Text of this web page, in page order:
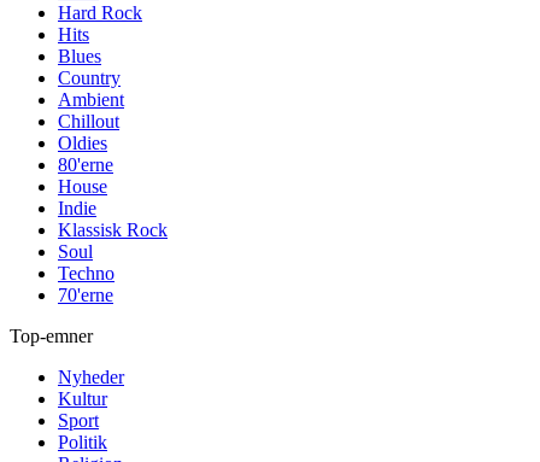
Hard Rock
Hits
Blues
Country
Ambient
Chillout
Oldies
80'erne
House
Indie
Klassisk Rock
Soul
Techno
70'erne
Top-emner
Nyheder
Kultur
Sport
Politik